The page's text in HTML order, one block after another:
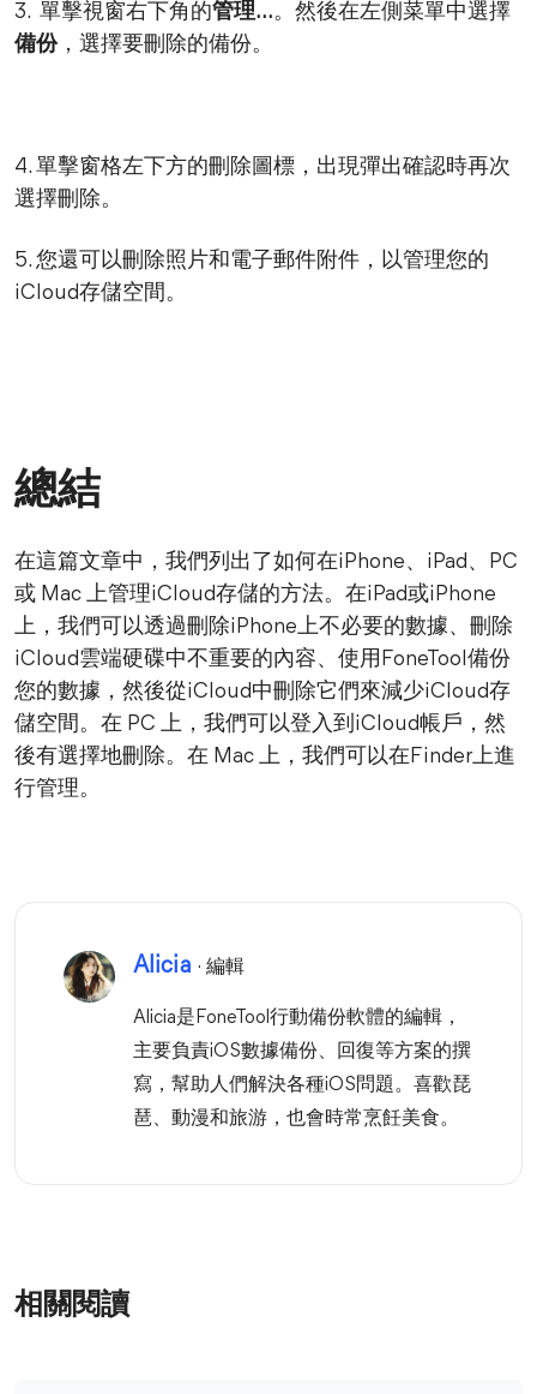
3. 單擊視窗右下角的管理...。然後在左側菜單中選擇
備份，選擇要刪除的備份。
4. 單擊窗格左下方的刪除圖標，出現彈出確認時再次
選擇刪除。
5. 您還可以刪除照片和電子郵件附件，以管理您的
iCloud存儲空間。
總結
在這篇文章中，我們列出了如何在iPhone、iPad、PC
或 Mac 上管理iCloud存儲的方法。在iPad或iPhone
上，我們可以透過刪除iPhone上不必要的數據、刪除
iCloud雲端硬碟中不重要的內容、使用FoneTool備份
您的數據，然後從iCloud中刪除它們來減少iCloud存
儲空間。在 PC 上，我們可以登入到iCloud帳戶，然
後有選擇地刪除。在 Mac 上，我們可以在Finder上進
行管理。
Alicia · 編輯
Alicia是FoneTool行動備份軟體的編輯，
主要負責iOS數據備份、回復等方案的撰
寫，幫助人們解決各種iOS問題。喜歡琵
琶、動漫和旅游，也會時常烹飪美食。
相關閱讀